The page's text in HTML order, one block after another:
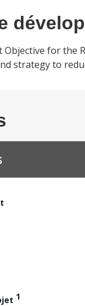
Objective for the
strategy to
1